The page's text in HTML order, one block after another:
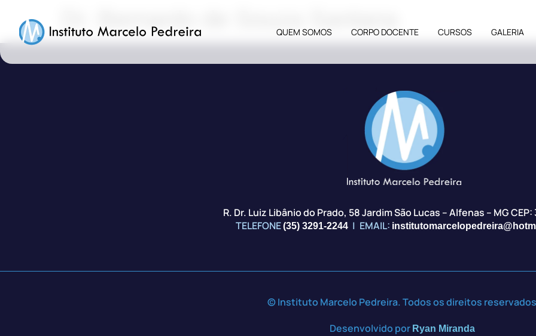
QUEM SOMOS CORPO DOCENTE CURSOS GALERIA
Dr. Bernardo de Souza Santana
R. Dr. Luiz Libânio do Prado, 58 Jardim São Lucas – Alfenas – MG CEP:
TELEFONE(35) 3291-2244 | EMAIL:
© Instituto Marcelo Pedreira. Todos os direitos reservados
Desenvolvido por Ryan Miranda